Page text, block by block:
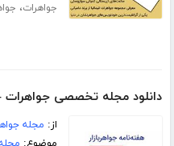
جواهرات،
دانلود مجله تخصصی جواهرات - 20خرداد
از: مجله